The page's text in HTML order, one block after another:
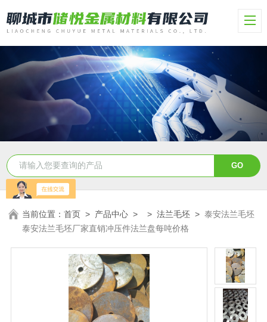
当前位置：首页 > 产品中心 > >法兰毛坯 >泰安法兰毛坯
泰安法兰毛坯厂家直销冲压件法兰盘每吨价格